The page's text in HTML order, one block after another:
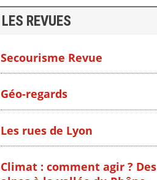
LES REVUES
Secourisme Revue
Géo-regards
Les rues de Lyon
Climat : comment agir ? Des